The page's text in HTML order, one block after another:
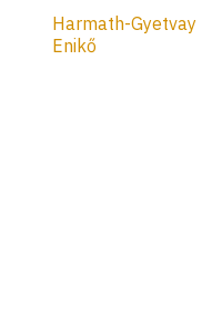
Harmath-Gyetvay
Enikő